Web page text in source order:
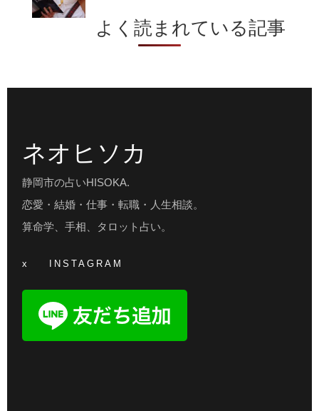
よく読まれている記事
ネオヒソカ
静岡市の占いHISOKA.
恋愛・結婚・仕事・転職・人生相談。
算命学、手相、タロット占い。
x INSTAGRAM